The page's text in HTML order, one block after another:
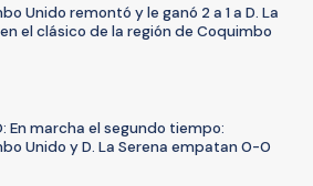
Unido remontó y le ganó 2 a 1 a D. La
el clásico de la región de Coquimbo
En marcha el segundo tiempo:
Unido y D. La Serena empatan 0-0